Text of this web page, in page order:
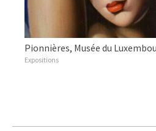
Pionnières, Musée du
Expositions